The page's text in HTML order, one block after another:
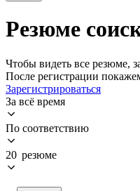
Резюме
Чтобы видеть все резюме,
После регистрации
Зарегистрироваться
За всё время
По соответствию
20 резюме